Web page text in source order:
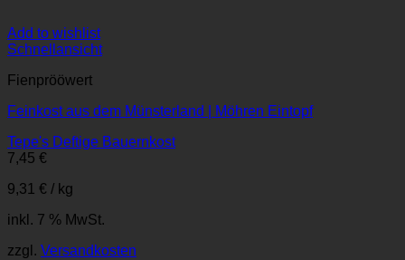
Add to wishlist
Schnellansicht
Fienprööwert
Feinkost aus dem Münsterland | Möhren Eintopf
Tepe's Deftige Bauernkost
7,45 €
9,31 € / kg
inkl. 7 % MwSt.
zzgl. Versandkosten